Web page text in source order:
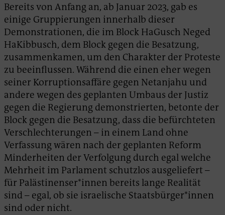
Bereits von Anfang an, ab Januar 2023, gab es
einige Gruppierungen innerhalb dieser
Demonstrationen, die im Block HaGusch Neged
HaKibbusch, dem Block gegen die Besatzung,
zusammenkamen, um den Charakter der Proteste
zu beeinflussen. Während die einen eher wegen
seiner Korruptionsaffäre gegen Netanjahu und
andere wegen des geplanten Umbaus der Justiz
gegen die Regierung demonstrierten, betonte der
Block gegen die Besatzung, dass die befürchteten
Verschlechterungen – in einem Land ohne
Verfassung wären nach der geplanten Reform
Minderheiten der Verfolgung durch egal welche
Mehrheit im Parlament schutzlos ausgeliefert –
für Palästinenser*innen bereits lange Realität
sind – egal, ob sie israelische Staatsbürger*innen
sind oder nicht.